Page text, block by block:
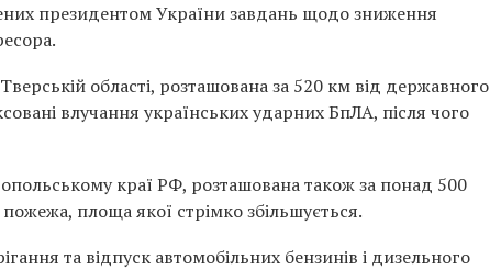
президентом України завдань щодо зниження
області, розташована за 520 км від державного
влучання українських ударних БпЛА, після чого
краї РФ, розташована також за понад 500
площа якої стрімко збільшується.
та відпуск автомобільних бензинів і дизельного